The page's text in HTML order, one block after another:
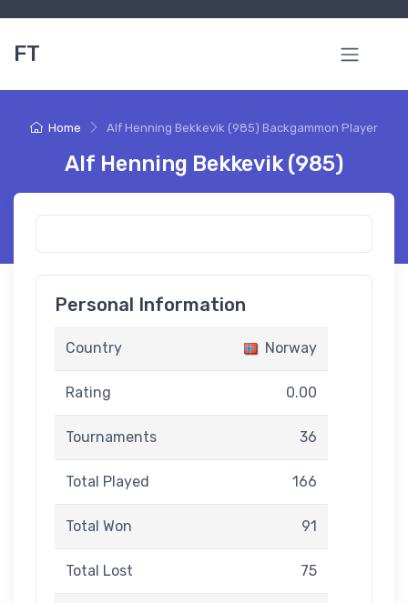
FT
Home Alf Henning Bekkevik (985) Backgammon Player
Alf Henning Bekkevik (985)
Personal Information
Country Norway
Rating 0.00
Tournaments 36
Total Played 166
Total Won 91
Total Lost 75